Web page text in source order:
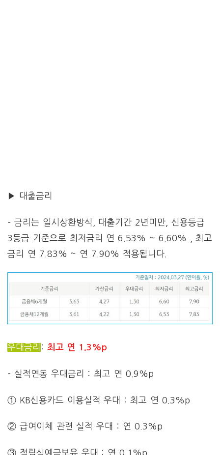
▶ 대출금리
– 금리는 일시상환방식, 대출기간 2년미만, 신용등급
3등급 기준으로 최저금리 연 6.53% ~ 6.60% , 최고
금리 연 7.83% ~ 연 7.90% 적용됩니다.
우대금리 : 최고 연 1.3%p
– 실적연동 우대금리 : 최고 연 0.9%p
① KB신용카드 이용실적 우대 : 최고 연 0.3%p
② 급여이체 관련 실적 우대 : 연 0.3%p
③ 적립식예금보유 우대 : 연 0.1%p